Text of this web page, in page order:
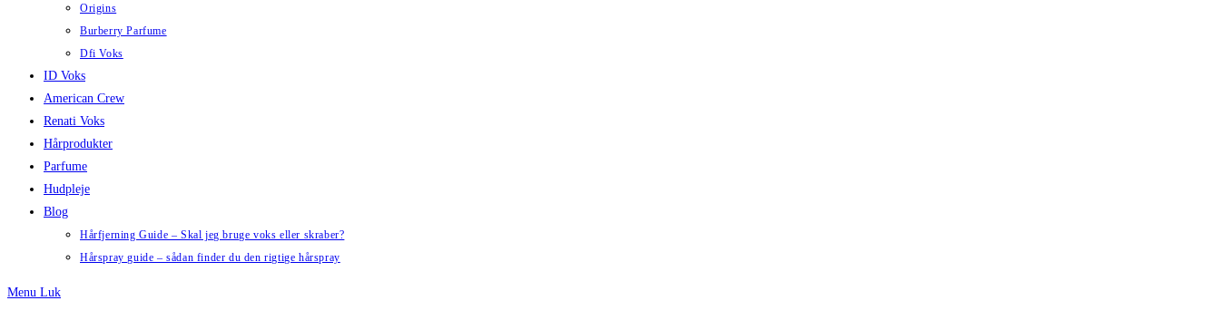
Origins
Burberry Parfume
Dfi Voks
ID Voks
American Crew
Renati Voks
Hårprodukter
Parfume
Hudpleje
Blog
Hårfjerning Guide – Skal jeg bruge voks eller skraber?
Hårspray guide – sådan finder du den rigtige hårspray
Menu Luk